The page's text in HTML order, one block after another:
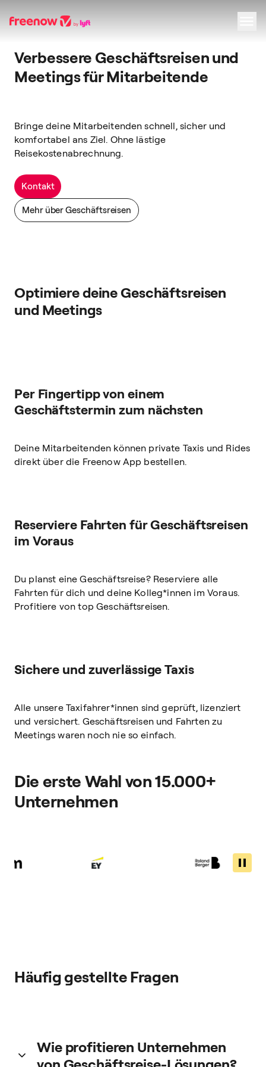
Navigation
Inhalt
Fußzeile
Verbessere Geschäftsreisen und
Meetings für Mitarbeitende
Bringe deine Mitarbeitenden schnell, sicher und
komfortabel ans Ziel. Ohne lästige
Reisekostenabrechnung.
Kontakt
Mehr über Geschäftsreisen
Optimiere deine Geschäftsreisen
und Meetings
Per Fingertipp von einem
Geschäftstermin zum nächsten
Deine Mitarbeitenden können private Taxis und Rides
direkt über die Freenow App bestellen.
Reserviere Fahrten für Geschäftsreisen
im Voraus
Du planst eine Geschäftsreise? Reserviere alle
Fahrten für dich und deine Kolleg*innen im Voraus.
Profitiere von top Geschäftsreisen.
Sichere und zuverlässige Taxis
Alle unsere Taxifahrer*innen sind geprüft, lizenziert
und versichert. Geschäftsreisen und Fahrten zu
Meetings waren noch nie so einfach.
Die erste Wahl von 15.000+
Unternehmen
Häufig gestellte Fragen
Wie profitieren Unternehmen